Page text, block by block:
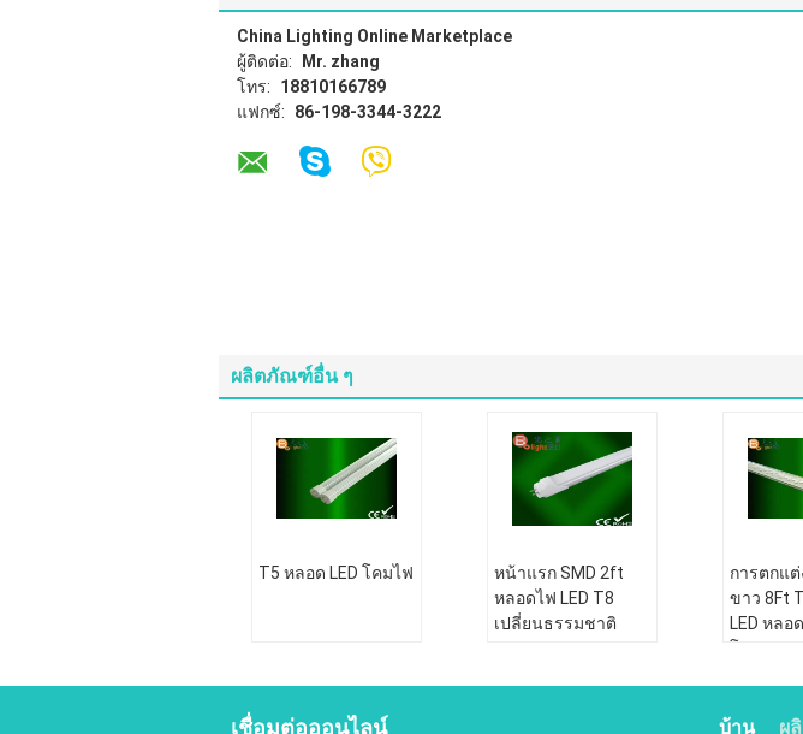
China Lighting Online Marketplace
ผู้ติดต่อ:
Mr. zhang
โทร:
18810166789
แฟกซ์:
86-198-3344-3222
ผลิตภัณฑ์อื่น ๆ
T5 หลอด LED โคมไฟ
หน้าแรก SMD 2ft
หลอดไฟ LED T8
เปลี่ยนธรรมชาติ
การตกแ
ขาว 8Ft
LED หลอ
เชื่อมต่อออนไลน์ ผ
บ้าน